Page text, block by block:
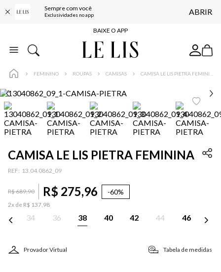
Sempre com você
Exclusividades no app ABRIR
FRETE GRÁTIS*
BAIXE O APP
10% OFF NA PRIMEIRA COMPRA*
FRETE GRÁTIS*
BAIXE O APP
10% OFF NA PRIMEIRA COMPRA*
FEMININO ROUPAS CAMISAS
CAMISA LE LIS PIETRA FEMININA
: 13.04.0862_09
R$689,90 R$ 275,96 -60%
2x de R$ 137,98
34 36 38 40 42 44 46
Provador Virtual Tabela de medidas